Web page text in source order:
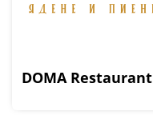
DOMA Restaurant